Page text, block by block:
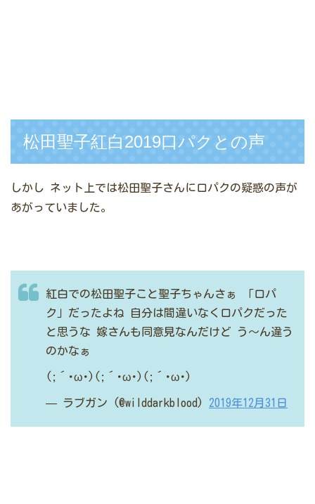
松田聖子紅白2019口パクとの声
しかし ネット上では松田聖子さんに口パクの疑惑の声が
あがっていました。
紅白での松田聖子こと聖子ちゃんさぁ
「口パ
ク」だったよね 自分は間違いなく口パクだった
と思うな 嫁さんも同意見なんだけど う～ん違う
のかなぁ
(;´･ω･)(;´･ω･)(;´･ω･)
— ラブガン (@wilddarkblood) 2019年12月31日